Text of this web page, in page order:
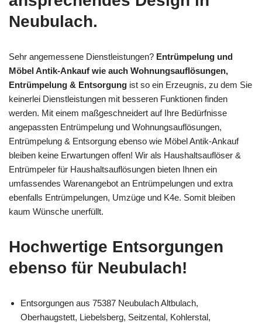
Neubulach.
Sehr angemessene Dienstleistungen? Entrümpelung und
Möbel Antik-Ankauf wie auch Wohnungsauflösungen,
Entrümpelung & Entsorgung ist so ein Erzeugnis, zu dem Sie
keinerlei Dienstleistungen mit besseren Funktionen finden
werden. Mit einem maßgeschneidert auf Ihre Bedürfnisse
angepassten Entrümpelung und Wohnungsauflösungen,
Entrümpelung & Entsorgung ebenso wie Möbel Antik-Ankauf
bleiben keine Erwartungen offen! Wir als Haushaltsauflöser &
Entrümpeler für Haushaltsauflösungen bieten Ihnen ein
umfassendes Warenangebot an Entrümpelungen und extra
ebenfalls Entrümpelungen, Umzüge und K4e. Somit bleiben
kaum Wünsche unerfüllt.
Hochwertige Entsorgungen
ebenso für Neubulach!
Entsorgungen aus 75387 Neubulach Altbulach,
Oberhaugstett, Liebelsberg, Seitzental, Kohlerstal,